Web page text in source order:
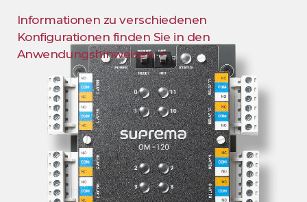
Informationen zu verschiedenen
Konfigurationen finden Sie in den
Anwendungshinweisen. >